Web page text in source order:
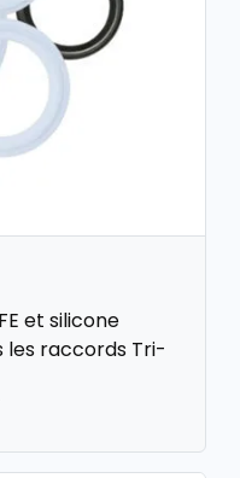
et silicone
raccords Tri-